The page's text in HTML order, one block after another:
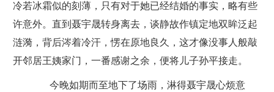
冷若冰霜似的刻薄，只有对于她已经结婚的事实，略有些
许意外。直到聂宇晟转身离去，谈静故作镇定地双眸泛起
涟漪，背后涔着冷汗，愣在原地良久，这才像没事人般敲
开邻居王姨家门，一番感谢之余，便将儿子孙平接走。
今晚如期而至地下了场雨，淋得聂宇晟心烦意